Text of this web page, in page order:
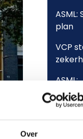
Over
plan
VCP
ASML:
sociaal
De